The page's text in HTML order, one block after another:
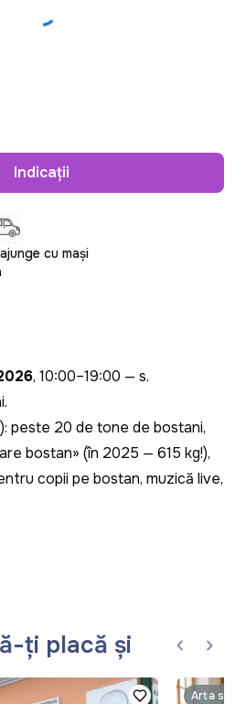
cu mași
, 10:00–19:00 — s.
peste 20 de tone de bostani,
bostan» (în 2025 — 615 kg!),
copii pe bostan, muzică live,
Indicații
ți placă și
Arta si